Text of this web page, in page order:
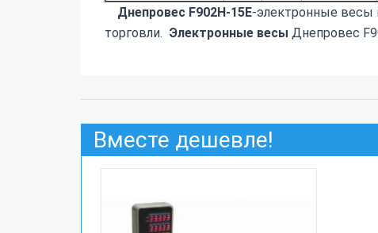
Днепровес F902H-15E-электронные весы
торговли. Электронные весы Днепровес
Вместе дешевле!